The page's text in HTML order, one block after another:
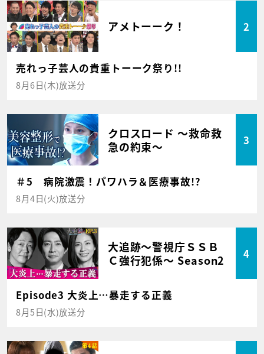
アメトーーク！ 2
売れっ子芸人の貴重トーーク祭り!!
8月6日(木)放送分
クロスロード ～救命救
急の約束～
3
＃5 病院激震！パワハラ＆医療事故!?
8月4日(火)放送分
大追跡～警視庁ＳＳＢ
Ｃ強行犯係～ Season2
4
Episode3 大炎上…暴走する正義
8月5日(水)放送分